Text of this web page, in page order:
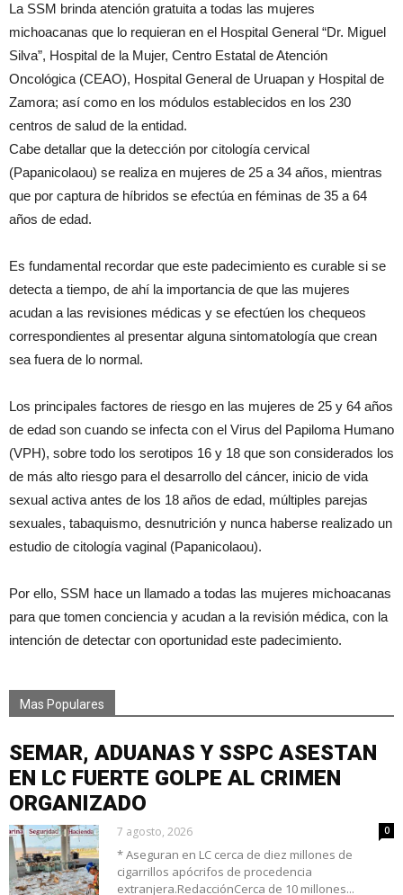
La SSM brinda atención gratuita a todas las mujeres
michoacanas que lo requieran en el Hospital General “Dr. Miguel
Silva”, Hospital de la Mujer, Centro Estatal de Atención
Oncológica (CEAO), Hospital General de Uruapan y Hospital de
Zamora; así como en los módulos establecidos en los 230
centros de salud de la entidad.
Cabe detallar que la detección por citología cervical
(Papanicolaou) se realiza en mujeres de 25 a 34 años, mientras
que por captura de híbridos se efectúa en féminas de 35 a 64
años de edad.
Es fundamental recordar que este padecimiento es curable si se
detecta a tiempo, de ahí la importancia de que las mujeres
acudan a las revisiones médicas y se efectúen los chequeos
correspondientes al presentar alguna sintomatología que crean
sea fuera de lo normal.
Los principales factores de riesgo en las mujeres de 25 y 64 años
de edad son cuando se infecta con el Virus del Papiloma Humano
(VPH), sobre todo los serotipos 16 y 18 que son considerados los
de más alto riesgo para el desarrollo del cáncer, inicio de vida
sexual activa antes de los 18 años de edad, múltiples parejas
sexuales, tabaquismo, desnutrición y nunca haberse realizado un
estudio de citología vaginal (Papanicolaou).
Por ello, SSM hace un llamado a todas las mujeres michoacanas
para que tomen conciencia y acudan a la revisión médica, con la
intención de detectar con oportunidad este padecimiento.
Mas Populares
SEMAR, ADUANAS Y SSPC ASESTAN
EN LC FUERTE GOLPE AL CRIMEN
ORGANIZADO
7 agosto, 2026 0
* Aseguran en LC cerca de diez millones de
cigarrillos apócrifos de procedencia
extranjera.RedacciónCerca de 10 millones...